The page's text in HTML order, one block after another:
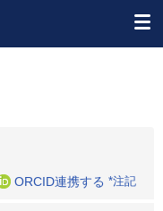
ORCID連携する *注記